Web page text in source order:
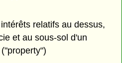
relatifs au dessus,
et au sous-sol d'un